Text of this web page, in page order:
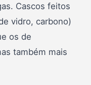
Cascos feitos
vidro, carbono)
os de
também mais